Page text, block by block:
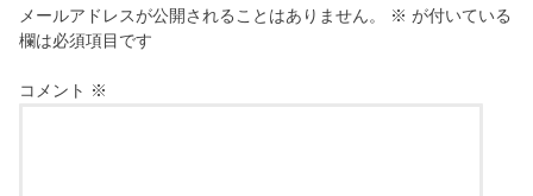
メールアドレスが公開されることはありません。 ※ が付いている
欄は必須項目です
コメント ※